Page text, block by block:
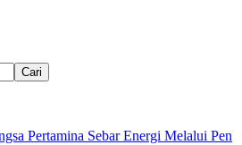
Cari
Pertamina Sebar Energi Melalui Pen